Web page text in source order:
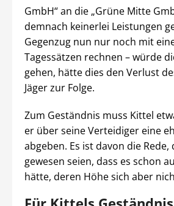
GmbH“ an die „Grüne Mitte
demnach keinerlei Leistungen
Gegenzug nun nur noch mit
Tagessätzen rechnen – würde
gehen, hätte dies den Verlust
Jäger zur Folge.
Zum Geständnis muss Kittel
er über seine Verteidiger eine
abgeben. Es ist davon die
gewesen seien, dass es schon
hätte, deren Höhe sich aber